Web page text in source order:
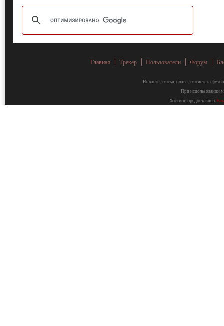
Главная Трекер Пользователи Форум
Новости, статьи, блоги, статистика
При использовании
Хостинг предоставлен